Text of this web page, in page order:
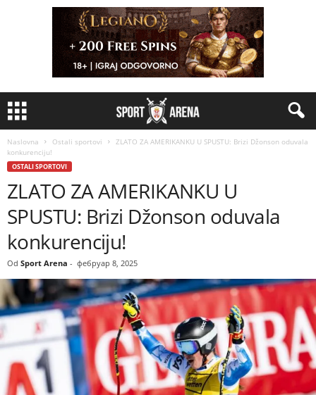
Naslovna Ostali sportovi
ZLATO ZA AMERIKANKU U SPUSTU: Brizi Džonson oduvala
konkurenciju!
OSTALI SPORTOVI
ZLATO ZA AMERIKANKU U
SPUSTU: Brizi Džonson oduvala
konkurenciju!
Od Sport Arena - фебруар 8, 2025